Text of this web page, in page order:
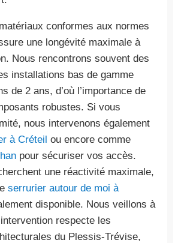
conformes aux normes
une longévité maximale à
Nous rencontrons souvent des
installations bas de gamme
de 2 ans, d’où l’importance de
robustes. Si vous
nous intervenons également
à Créteil ou encore comme
pour sécuriser vos accès.
une réactivité maximale,
serrurier autour de moi à
disponible. Nous veillons à
respecte les
du Plessis-Trévise,